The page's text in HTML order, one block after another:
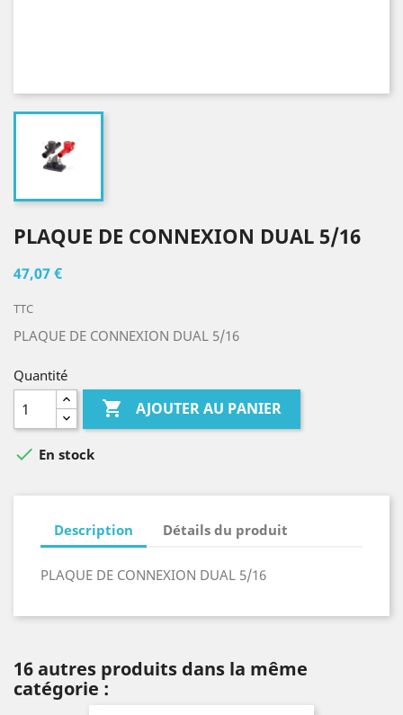
PLAQUE DE CONNEXION DUAL 5/16
47,07 €
TTC
PLAQUE DE CONNEXION DUAL 5/16
Quantité
 AJOUTER AU PANIER
 En stock
Description Détails du produit
PLAQUE DE CONNEXION DUAL 5/16
16 autres produits dans la même
catégorie :